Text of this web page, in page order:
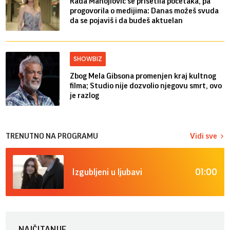
progovorila o medijima: Danas možeš svuda
da se pojaviš i da budeš aktuelan
SHOWBIZ
Zbog Mela Gibsona promenjen kraj kultnog
filma; Studio nije dozvolio njegovu smrt, ovo
je razlog
TRENUTNO NA PROGRAMU Vidi sve
Izgubljeni u ljubavi 01:00